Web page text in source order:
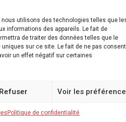
utilisons des technologies telles que
informations des appareils. Le fait de
de traiter des données telles que le
sur ce site. Le fait de ne pas
un effet négatif sur certaines
Refuser Voir les
Politique de confidentialité
technologique. Il est essentiel
développement de partenariats
a le potentiel de transformer le
ère d’innovation en Afrique.
compétitivité, mais aussi jouer